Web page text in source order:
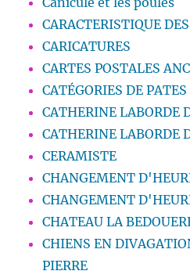
CARACTERISTIQUE
CARICATURES
CARTES POSTALES
CATÉGORIES DE
CATHERINE LABORDE
CATHERINE LABORDE
CERAMISTE
CHANGEMENT
CHANGEMENT
CHATEAU LA
CHIENS EN
PIERRE